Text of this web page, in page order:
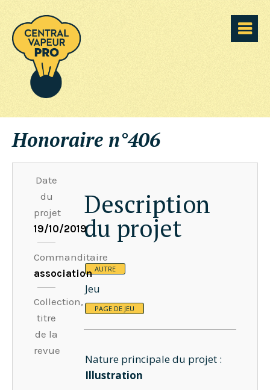
Honoraire n°406
Date
du
projet
19/10/2019
Commanditaire
association
Collection,
titre
de la
revue
Description
du projet
AUTRE
Jeu
PAGE DE JEU
Nature principale du projet :
Illustration